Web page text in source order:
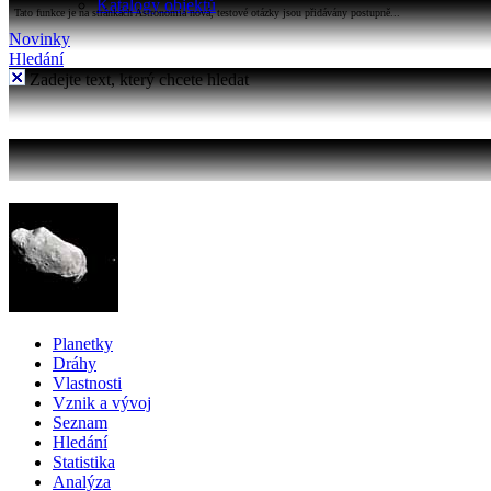
Katalogy objektů
Tato funkce je na stránkách Astronomia nová, testové otázky jsou přidávány postupně...
Novinky
Hledání
Zadejte text, který chcete hledat
Planetky
Dráhy
Vlastnosti
Vznik a vývoj
Seznam
Hledání
Statistika
Analýza